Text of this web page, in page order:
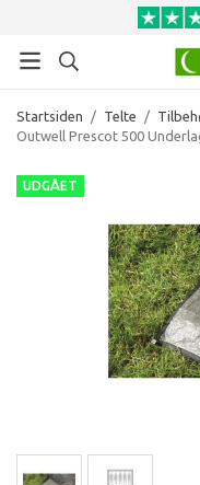
Startsiden / Telte /
Outwell Prescot 500
UDGÅET